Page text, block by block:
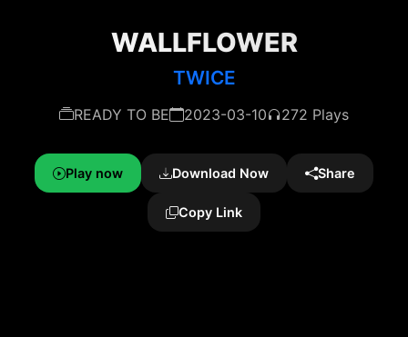
WALLFLOWER
TWICE
READY TO BE 2023-03-10 272 Plays
Play now Download Now Share
Copy Link